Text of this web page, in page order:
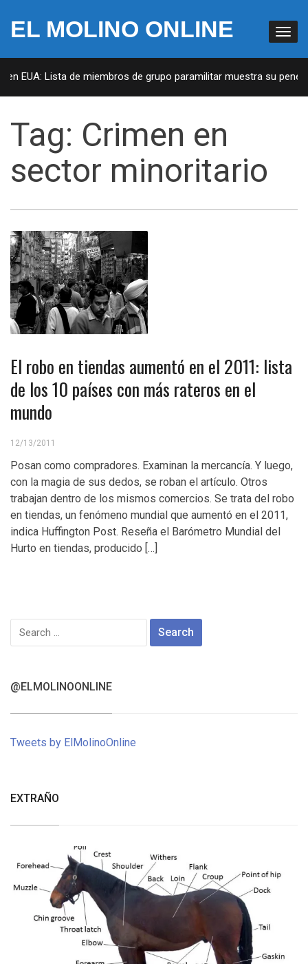
EL MOLINO ONLINE
EUA: Lista de miembros de grupo paramilitar muestra su
Tag: Crimen en
sector minoritario
El robo en tiendas aumentó en el 2011: lista
de los 10 países con más rateros en el
mundo
12/13/2011
Posan como compradores. Examinan la mercancía. Y luego,
con la magia de sus dedos, se roban el artículo. Otros
trabajan dentro de los mismos comercios. Se trata del robo
en tiendas, un fenómeno mundial que aumentó en el 2011,
indica Huffington Post. Reseña el Barómetro Mundial del
Hurto en tiendas, producido […]
Search
for:
@ELMOLINOONLINE
Tweets by ElMolinoOnline
EXTRAÑO